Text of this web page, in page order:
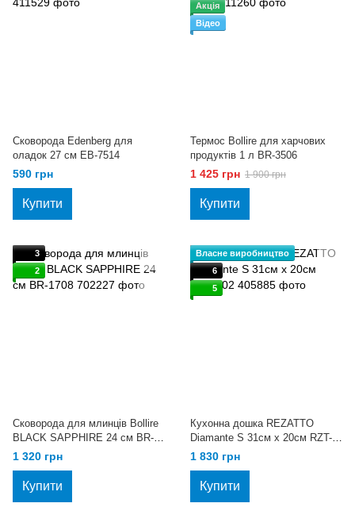
Сковорода Edenberg для
оладок 27 см EB-7514
590 грн
Купити
Акція
Відео
Термос Bollire для харчових
продуктів 1 л BR-3506
1 425 грн 1 900 грн
Купити
3
2
Сковорода для млинців Bollire
BLACK SAPPHIRE 24 см BR-
1708
1 320 грн
Купити
Власне виробництво
6
5
Кухонна дошка REZATTO
Diamante S 31см х 20см RZT-
802
1 830 грн
Купити